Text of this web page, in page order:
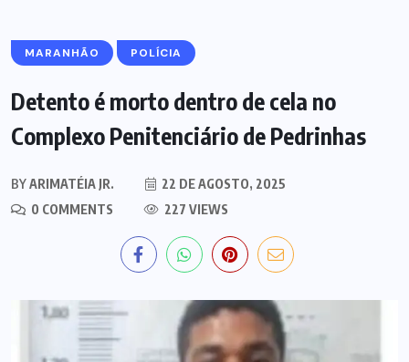
MARANHÃO POLÍCIA
Detento é morto dentro de cela no
Complexo Penitenciário de Pedrinhas
BYARIMATÉIA JR.
22 DE AGOSTO, 2025
0 COMMENTS
227 VIEWS